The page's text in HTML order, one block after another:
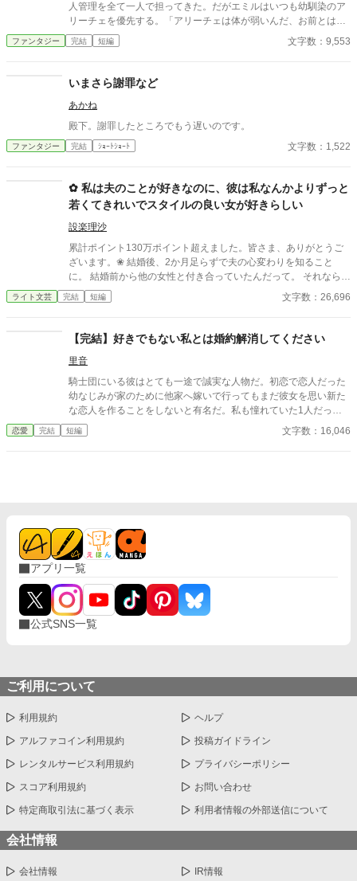
人管理を全て一人で担ってきた。だがエミルはいつも幼馴染のア
リーチェを優先する。「アリーチェは体が弱いんだ、お前とは違
う」——その言葉を百回聞いた日、ルチアは微笑んで離縁届に署
名した。「ええ、私は丈夫ですから。どうぞ幼馴染様をお大事
らの陳情の山、そして紅茶の淹れ方すら知らない自分。三ヶ月
後、かつて「地味な妻」と呼ばれたルチアは、辺境伯の財務顧問
として辣腕を振るっていた。
ファンタジー 完結 短編 文字数：9,553
いまさら謝罪など
あかね
殿下。謝罪したところでもう遅いのです。
ファンタジー 完結 ｼｮｰﾄｼｮｰﾄ 文字数：1,522
✿ 私は夫のことが好きなのに、彼は私なんかよりずっと
若くてきれいでスタイルの良い女が好きらしい
設楽理沙
累計ポイント130万ポイント超えました。皆さま、ありがとうご
ざいます。❀ 結婚後、2か月足らずで夫の心変わりを知ること
に。 結婚前から他の女性と付き合っていたんだって。 それならそ
うと、ちゃんと話してくれていれば、結婚なんて しなかった。 呆
れた私はすぐに家を出て自立の道を探すことにした。 それなの
夫。 だめだめ、信用できないからね～。 さようなら。 ＊＊＊＊
＊＊*.✿..✿.*＊＊＊＊＊＊ ◇｜日比野滉星《ひびのこうせい》32
才 会社員 ◇ 日比野ひまり 32才 ◇ 石田唯 29才
滉星の同僚 ◇新堂冬也 25才 ひまり
の転職先の先輩(鉄道会社) 2025.4.11 完結 25649字
ライト文芸 完結 短編 文字数：26,696
【完結】好きでもない私とは婚約解消してください
里音
騎士団にいる彼はとても一途で誠実な人物だ。初恋で恋人だった
幼なじみが家のために他家へ嫁いで行ってもまだ彼女を思い新た
な恋人を作ることをしないと有名だ。私も憧れていた1人だっ
た。 そんな彼との婚約が成立した。それは彼の行動で私が傷を負
ったからだ。傷は残らないのに責任感からの婚約ではあるが、彼
恋愛 完結 短編 文字数：16,046
アプリ一覧
公式SNS一覧
ご利用について
利用規約 ヘルプ
アルファコイン利用規約 投稿ガイドライン
レンタルサービス利用規約 プライバシーポリシー
スコア利用規約 お問い合わせ
特定商取引法に基づく表示 利用者情報の外部送信について
会社情報
会社情報 IR情報